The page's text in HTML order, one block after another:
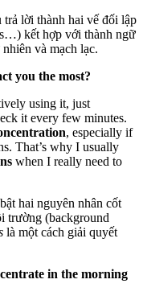
trả lời thành hai vế đối lập
kết hợp với thành ngữ
và mạch lạc.
you the most?
using it, just
it every few minutes.
, especially if
That’s why I usually
when I really need to
hai nguyên nhân cốt
trường (background
là một cách giải quyết
in the morning